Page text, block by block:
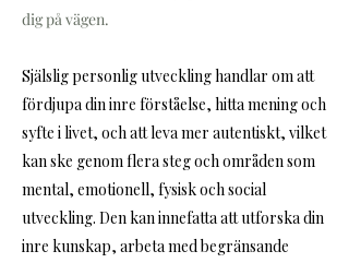
dig på vägen.
Själslig personlig utveckling handlar om att
fördjupa din inre förståelse, hitta mening och
syfte i livet, och att leva mer autentiskt, vilket
kan ske genom flera steg och områden som
mental, emotionell, fysisk och social
utveckling. Den kan innefatta att utforska din
inre kunskap, arbeta med begränsande